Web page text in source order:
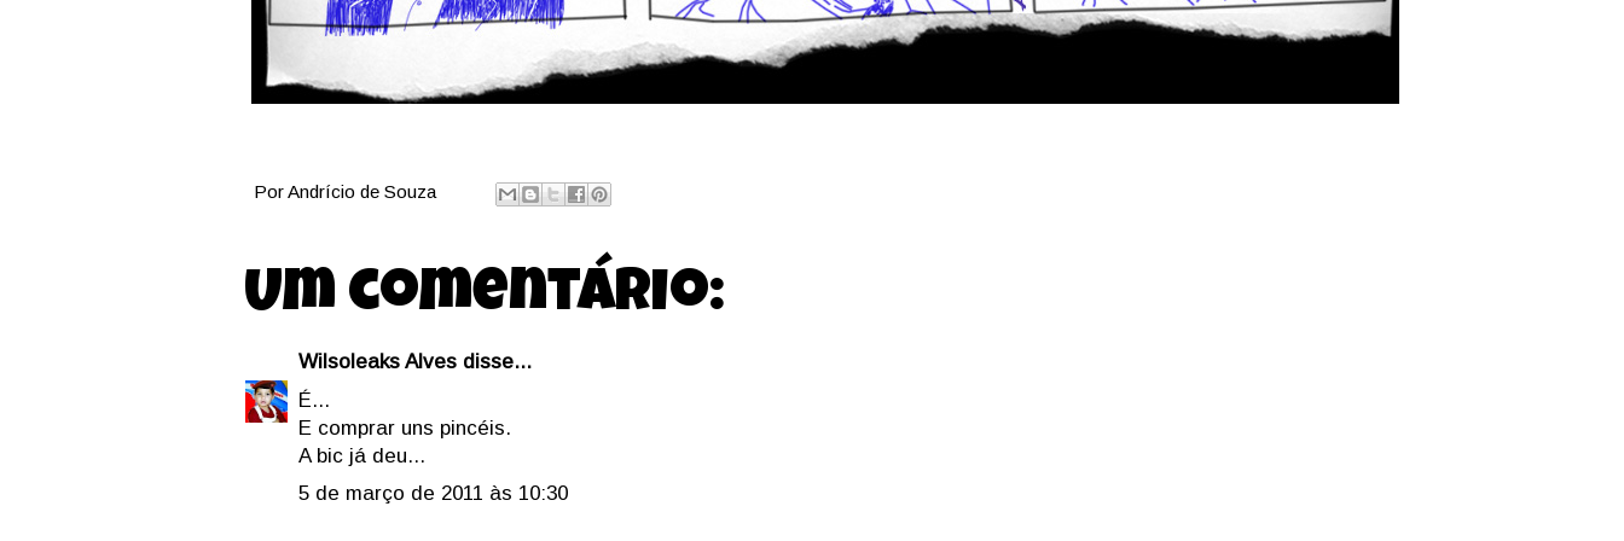
PorAndrício de Souza
Um comentário:
Wilsoleaks Alves disse...
É...
E comprar uns pincéis.
A bic já deu...
5 de março de 2011 às 10:30